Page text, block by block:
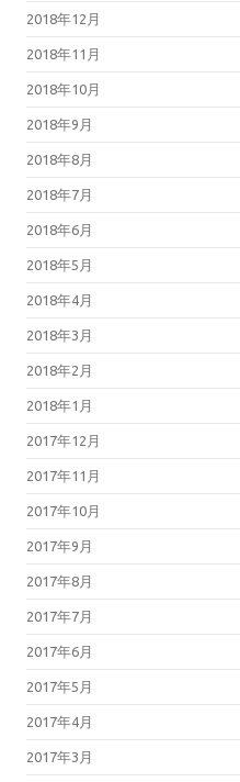
2018年12月
2018年11月
2018年10月
2018年9月
2018年8月
2018年7月
2018年6月
2018年5月
2018年4月
2018年3月
2018年2月
2018年1月
2017年12月
2017年11月
2017年10月
2017年9月
2017年8月
2017年7月
2017年6月
2017年5月
2017年4月
2017年3月